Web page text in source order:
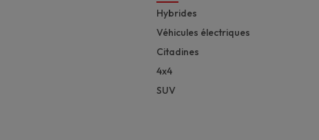
Hybrides
Véhicules électriques
Citadines
4x4
SUV